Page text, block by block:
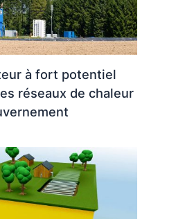
à fort potentiel
réseaux de chaleur